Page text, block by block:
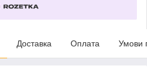
Доставка Оплата Умови